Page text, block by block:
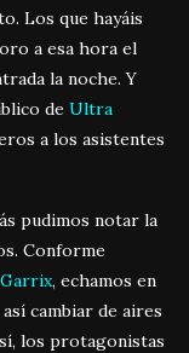
Los que hayáis
a esa hora el
la noche. Y
de Ultra
a los asistentes
pudimos notar la
Conforme
, echamos en
así cambiar de aires
los protagonistas